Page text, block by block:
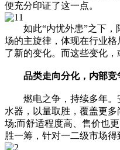
便充分印证了这一点。
如此“内忧外患”之下，
场的主旋律，体现在行业
了新的变化。而这些变化，
品类走向分化，内部竞
燃电之争，持续多年。
水器，以量取胜，覆盖更
场;而舒适程度高、售价也
胜一筹，针对一二级市场得